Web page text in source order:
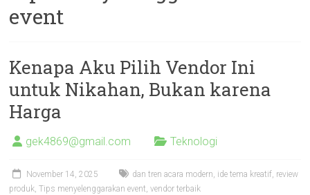
event
Kenapa Aku Pilih Vendor Ini
untuk Nikahan, Bukan karena
Harga
gek4869@gmail.com Teknologi
November 14, 2025 dan tren acara modern, ide tema kreatif, review
produk,Tips menyelenggarakan event,vendor terbaik